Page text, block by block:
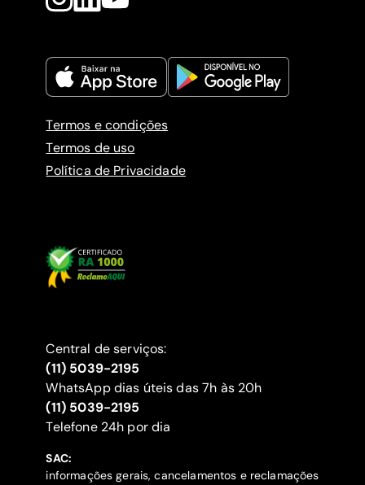
Termos e condições
Termos de uso
Política de Privacidade
Central de serviços:
(11) 5039-2195
WhatsApp dias úteis das 7h às 20h
(11) 5039-2195
‍Telefone 24h por dia
SAC:
informações gerais, cancelamentos e reclamações